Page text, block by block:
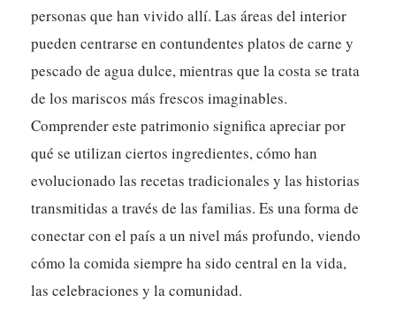
personas que han vivido allí. Las áreas del interior
pueden centrarse en contundentes platos de carne y
pescado de agua dulce, mientras que la costa se trata
de los mariscos más frescos imaginables.
Comprender este patrimonio significa apreciar por
qué se utilizan ciertos ingredientes, cómo han
evolucionado las recetas tradicionales y las historias
transmitidas a través de las familias. Es una forma de
conectar con el país a un nivel más profundo, viendo
cómo la comida siempre ha sido central en la vida,
las celebraciones y la comunidad.